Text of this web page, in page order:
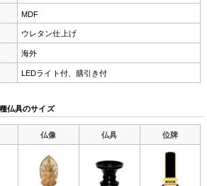
MDF
ウレタン仕上げ
海外
LEDライト付、膳引き付
仏具のサイズ
仏像 仏具 位牌